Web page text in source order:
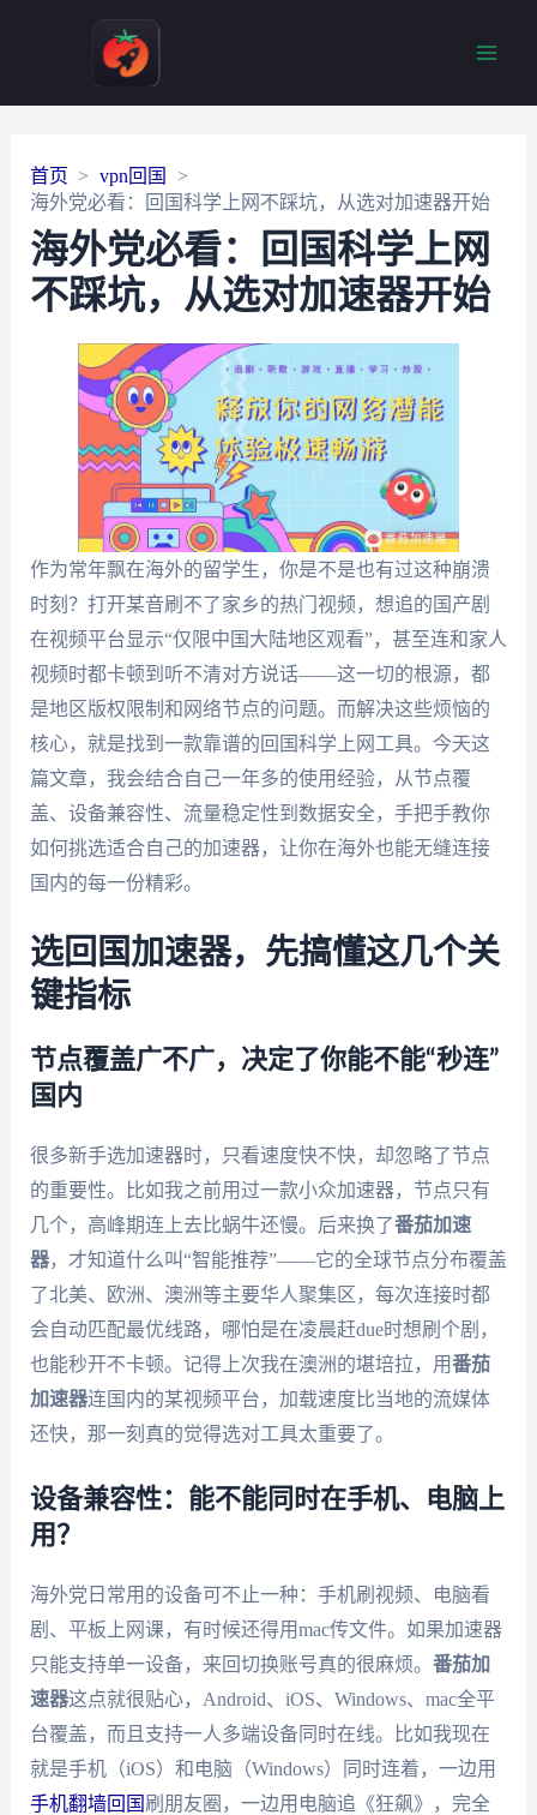
首页
vpn回国
海外党必看：回国科学上网不踩坑，从选对加速器开始
海外党必看：回国科学上网
不踩坑，从选对加速器开始
作为常年飘在海外的留学生，你是不是也有过这种崩溃
时刻？打开某音刷不了家乡的热门视频，想追的国产剧
在视频平台显示“仅限中国大陆地区观看”，甚至连和家人
视频时都卡顿到听不清对方说话——这一切的根源，都
是地区版权限制和网络节点的问题。而解决这些烦恼的
核心，就是找到一款靠谱的回国科学上网工具。今天这
篇文章，我会结合自己一年多的使用经验，从节点覆
盖、设备兼容性、流量稳定性到数据安全，手把手教你
如何挑选适合自己的加速器，让你在海外也能无缝连接
国内的每一份精彩。
选回国加速器，先搞懂这几个关
键指标
节点覆盖广不广，决定了你能不能“秒连”
国内
很多新手选加速器时，只看速度快不快，却忽略了节点
的重要性。比如我之前用过一款小众加速器，节点只有
几个，高峰期连上去比蜗牛还慢。后来换了番茄加速
器，才知道什么叫“智能推荐”——它的全球节点分布覆盖
了北美、欧洲、澳洲等主要华人聚集区，每次连接时都
会自动匹配最优线路，哪怕是在凌晨赶due时想刷个剧，
也能秒开不卡顿。记得上次我在澳洲的堪培拉，用番茄
加速器连国内的某视频平台，加载速度比当地的流媒体
还快，那一刻真的觉得选对工具太重要了。
设备兼容性：能不能同时在手机、电脑上
用？
海外党日常用的设备可不止一种：手机刷视频、电脑看
剧、平板上网课，有时候还得用mac传文件。如果加速器
只能支持单一设备，来回切换账号真的很麻烦。 番茄加
速器这点就很贴心，Android、iOS、Windows、mac全平
台覆盖，而且支持一人多端设备同时在线。比如我现在
就是手机（iOS）和电脑（Windows）同时连着，一边用
手机翻墙回国 刷朋友圈，一边用电脑追《狂飙》，完全